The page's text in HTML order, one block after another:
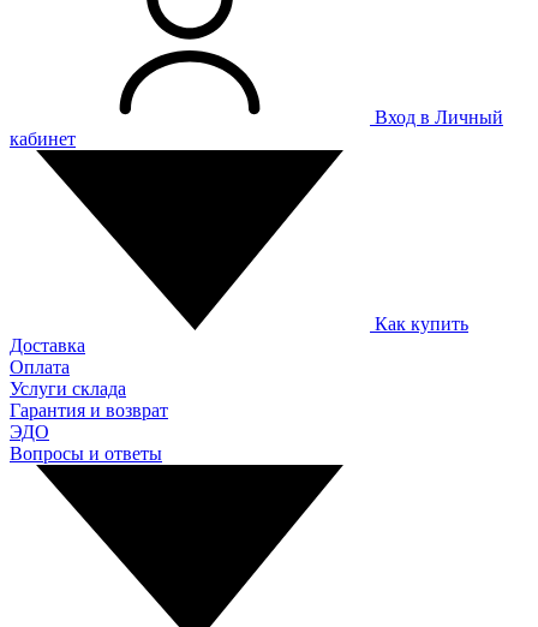
Вход в Личный
кабинет
Как купить
Доставка
Оплата
Услуги склада
Гарантия и возврат
ЭДО
Вопросы и ответы